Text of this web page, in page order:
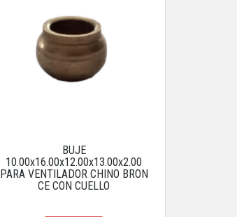
BUJE
10.00x16.00x12.00x13.00x2.00
PARA VENTILADOR CHINO BRON
CE CON CUELLO